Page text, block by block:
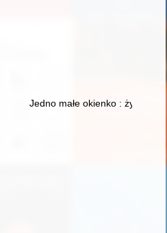
: znaczenia, funkcje, konteksty
Jedno małe okienko : życie dr